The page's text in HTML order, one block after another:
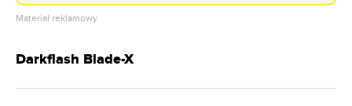
Materiał reklamowy
Darkflash Blade-X